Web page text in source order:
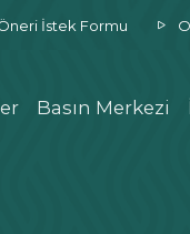
İstek Formu
Basın Merkezi